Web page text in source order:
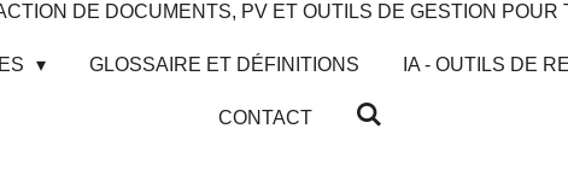
DE DOCUMENTS, PV ET OUTILS DE GESTION POUR
GLOSSAIRE ET DÉFINITIONS IA - OUTILS DE
CONTACT